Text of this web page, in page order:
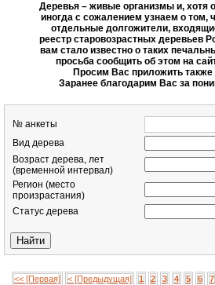
Деревья – живые организмы и, хотя
иногда с сожалением узнаем о том,
отдельные долгожители,
реестр старовозрастных деревьев
вам стало известно о таких
просьба сообщить об этом на
Просим Вас приложить
Заранее благодарим Вас за
№ анкеты
Вид дерева
Возраст дерева, лет
(временной интервал)
Регион (место
произрастания)
Статус дерева
<< [Первая] < [Предыдущая] 1 2 3 4 5 6 7